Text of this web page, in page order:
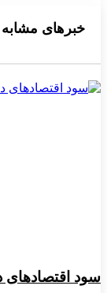
خبرهای مشابه
سود